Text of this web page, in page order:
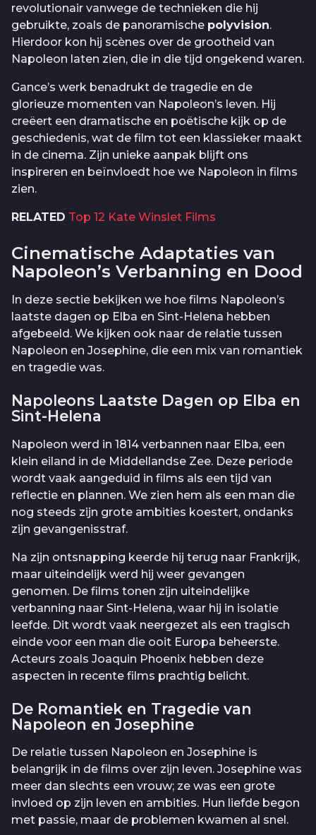
revolutionair vanwege de technieken die hij
gebruikte, zoals de panoramische polyvision.
Hierdoor kon hij scènes over de grootheid van
Napoleon laten zien, die in die tijd ongekend waren.
Gance’s werk benadrukt de tragedie en de
glorieuze momenten van Napoleon’s leven. Hij
creëert een dramatische en poëtische kijk op de
geschiedenis, wat de film tot een klassieker maakt
in de cinema. Zijn unieke aanpak blijft ons
inspireren en beïnvloedt hoe we Napoleon in films
zien.
RELATED Top 12 Kate Winslet Films
Cinematische Adaptaties van
Napoleon’s Verbanning en Dood
In deze sectie bekijken we hoe films Napoleon’s
laatste dagen op Elba en Sint-Helena hebben
afgebeeld. We kijken ook naar de relatie tussen
Napoleon en Josephine, die een mix van romantiek
en tragedie was.
Napoleons Laatste Dagen op Elba en
Sint-Helena
Napoleon werd in 1814 verbannen naar Elba, een
klein eiland in de Middellandse Zee. Deze periode
wordt vaak aangeduid in films als een tijd van
reflectie en plannen. We zien hem als een man die
nog steeds zijn grote ambities koestert, ondanks
zijn gevangenisstraf.
Na zijn ontsnapping keerde hij terug naar Frankrijk,
maar uiteindelijk werd hij weer gevangen
genomen. De films tonen zijn uiteindelijke
verbanning naar Sint-Helena, waar hij in isolatie
leefde. Dit wordt vaak neergezet als een tragisch
einde voor een man die ooit Europa beheerste.
Acteurs zoals Joaquin Phoenix hebben deze
aspecten in recente films prachtig belicht.
De Romantiek en Tragedie van
Napoleon en Josephine
De relatie tussen Napoleon en Josephine is
belangrijk in de films over zijn leven. Josephine was
meer dan slechts een vrouw; ze was een grote
invloed op zijn leven en ambities. Hun liefde begon
met passie, maar de problemen kwamen al snel.